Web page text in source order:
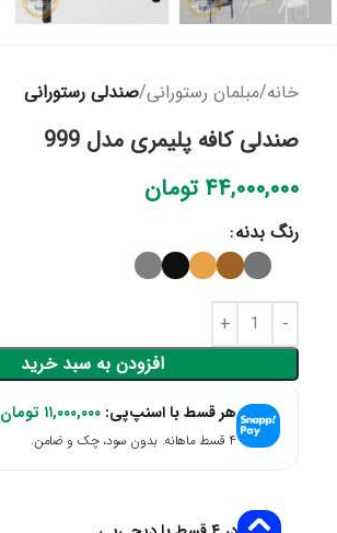
خانه مبلمان رستورانی صندلی رستورانی
صندلی کافه پلیمری مدل 999
۴۴,۰۰۰,۰۰۰ تومان
رنگ بدنه
افزودن به سبد خرید
هر قسط با اسنپ‌پی: ۱۱,۰۰۰,۰۰۰ تومان
۴ قسط ماهانه. بدون سود، چک و ضامن.